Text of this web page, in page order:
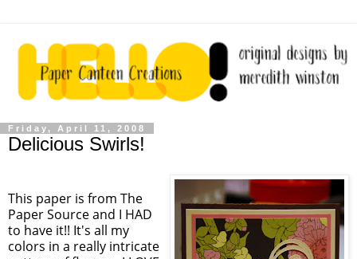
Friday, April 11, 2008
Delicious Swirls!
This paper is from The
Paper Source and I HAD
to have it!! It's all my
colors in a really intricate